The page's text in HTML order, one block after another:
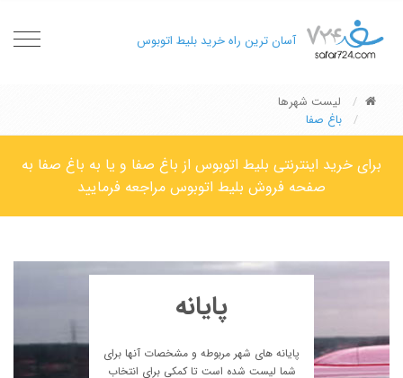
آسان ترین راه خرید بلیط اتوبوس
لیست شهرها
باغ صفا
برای خرید اینترنتی بلیط اتوبوس از باغ صفا و یا به باغ صفا به
صفحه فروش بلیط اتوبوس مراجعه فرمایید
پایانه
پایانه های شهر مربوطه و مشخصات آنها برای
شما لیست شده است تا کمکی برای انتخاب